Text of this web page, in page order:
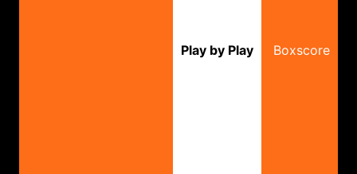
Boxscore
Play by Play